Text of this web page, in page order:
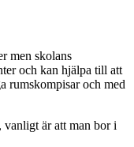
men skolans
och kan hjälpa till att
rumskompisar och med
är att man bor i